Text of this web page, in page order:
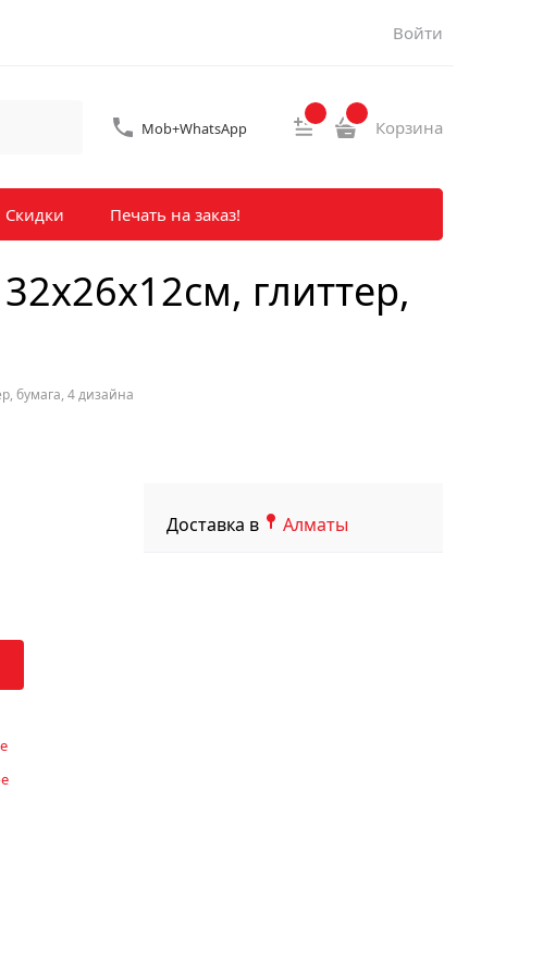
Войти
Mob+WhatsApp Корзина
Скидки Печать на заказ!
глиттер,
бумага, 4 дизайна
Доставка в Алматы